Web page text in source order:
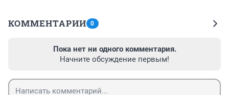
КОММЕНТАРИИ 0
Пока нет ни одного комментария.
Начните обсуждение первым!